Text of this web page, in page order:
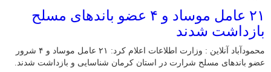
۲۱ عامل موساد و ۴ عضو باند‌های مسلح
بازداشت شدند
محمودآباد آنلاین : وزارت اطلاعات اعلام کرد: ۲۱ عامل موساد و ۴ شرور
عضو باند‌های مسلح شرارت در استان کرمان شناسایی و بازداشت شدند.